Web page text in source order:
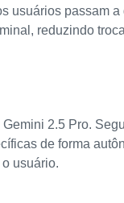
usuários passam
reduzindo
2.5 Pro.
de forma
usuário.